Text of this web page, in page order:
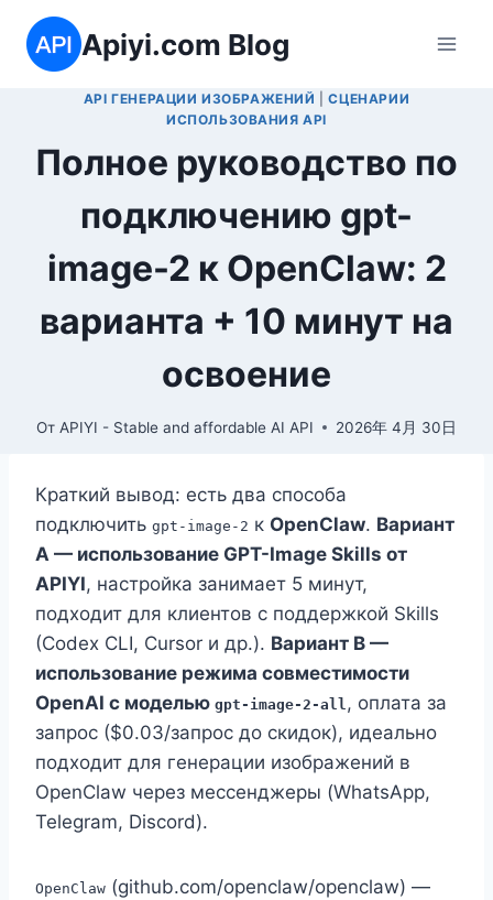
Перейти
содержимому
Apiyi.com Blog
API ГЕНЕРАЦИИ ИЗОБРАЖЕНИЙ |СЦЕНАРИИ
ИСПОЛЬЗОВАНИЯ API
Полное руководство по
подключению gpt-
image-2 к OpenClaw: 2
варианта + 10 минут на
освоение
От APIYI - Stable and affordable AI API 2026年 4月 30日
Краткий вывод: есть два способа
подключить gpt-image-2 к OpenClaw. Вариант
А — использование GPT-Image Skills от
APIYI, настройка занимает 5 минут,
подходит для клиентов с поддержкой Skills
(Codex CLI, Cursor и др.). Вариант B —
использование режима совместимости
OpenAI с моделью gpt-image-2-all, оплата за
запрос ($0.03/запрос до скидок), идеально
подходит для генерации изображений в
OpenClaw через мессенджеры (WhatsApp,
Telegram, Discord).
OpenClaw (github.com/openclaw/openclaw) —